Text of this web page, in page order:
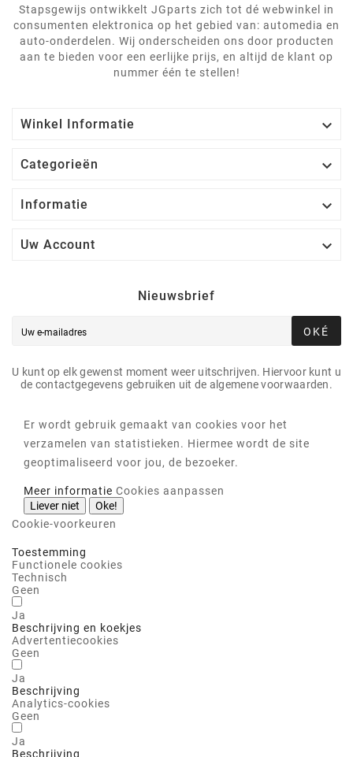
Stapsgewijs ontwikkelt JGparts zich tot dé webwinkel in
consumenten elektronica op het gebied van: automedia en
auto-onderdelen. Wij onderscheiden ons door producten
aan te bieden voor een eerlijke prijs, en altijd de klant op
nummer één te stellen!
Winkel Informatie 
Categorieën 
Informatie 
Uw Account 
Nieuwsbrief
OKÉ
U kunt op elk gewenst moment weer uitschrijven. Hiervoor kunt u
de contactgegevens gebruiken uit de algemene voorwaarden.
Er wordt gebruik gemaakt van cookies voor het
verzamelen van statistieken. Hiermee wordt de site
geoptimaliseerd voor jou, de bezoeker.
Meer informatie Cookies aanpassen
Liever niet
Oke!
Cookie-voorkeuren
Toestemming
Functionele cookies
Technisch
Geen
Ja
Beschrijving en koekjes
Advertentiecookies
Geen
Ja
Beschrijving
Analytics-cookies
Geen
Ja
Beschrijving